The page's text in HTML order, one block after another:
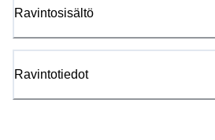
Ravintosisältö
Ravintotiedot